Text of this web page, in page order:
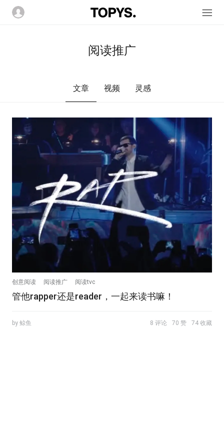
阅读推广
文章 视频 灵感
创意阅读 阅读推广 阅读tvc
管他rapper还是reader，一起来读书嘛！
by 鲸鱼 8 评论 70 赞 74 收藏